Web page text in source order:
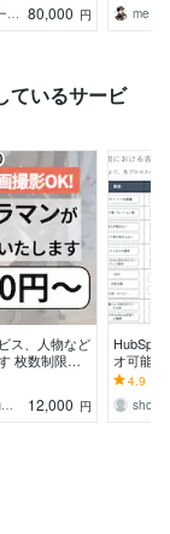
ひろ＠ホームページ制作 80,000 円
ているサービ
ス、人物など
枚数制限な
撮影をお約束
Proto【写真・動画制作】
12,000 円
HubSpot
オ可能
のご相
4.9